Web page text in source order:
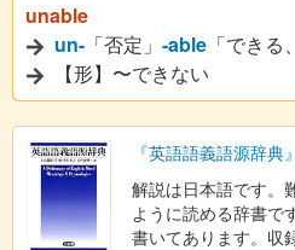
unable
un- 「否定」 -able 「できる
【形】〜できない
『英語語義語源辞典
解説は日本語です。
ように読める辞書で
書いてあります。収